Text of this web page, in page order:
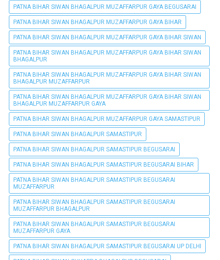
PATNA BIHAR SIWAN BHAGALPUR MUZAFFARPUR GAYA BEGUSARAI
PATNA BIHAR SIWAN BHAGALPUR MUZAFFARPUR GAYA BIHAR
PATNA BIHAR SIWAN BHAGALPUR MUZAFFARPUR GAYA BIHAR SIWAN
PATNA BIHAR SIWAN BHAGALPUR MUZAFFARPUR GAYA BIHAR SIWAN
BHAGALPUR
PATNA BIHAR SIWAN BHAGALPUR MUZAFFARPUR GAYA BIHAR SIWAN
BHAGALPUR MUZAFFARPUR
PATNA BIHAR SIWAN BHAGALPUR MUZAFFARPUR GAYA BIHAR SIWAN
BHAGALPUR MUZAFFARPUR GAYA
PATNA BIHAR SIWAN BHAGALPUR MUZAFFARPUR GAYA SAMASTIPUR
PATNA BIHAR SIWAN BHAGALPUR SAMASTIPUR
PATNA BIHAR SIWAN BHAGALPUR SAMASTIPUR BEGUSARAI
PATNA BIHAR SIWAN BHAGALPUR SAMASTIPUR BEGUSARAI BIHAR
PATNA BIHAR SIWAN BHAGALPUR SAMASTIPUR BEGUSARAI
MUZAFFARPUR
PATNA BIHAR SIWAN BHAGALPUR SAMASTIPUR BEGUSARAI
MUZAFFARPUR BHAGALPUR
PATNA BIHAR SIWAN BHAGALPUR SAMASTIPUR BEGUSARAI
MUZAFFARPUR GAYA
PATNA BIHAR SIWAN BHAGALPUR SAMASTIPUR BEGUSARAI UP DELHI